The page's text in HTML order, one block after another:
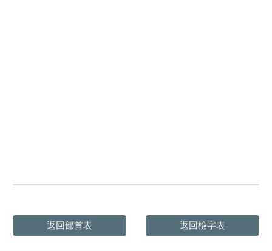
返回部首表 返回檢字表